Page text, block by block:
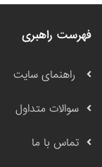
فهرست راهبری
راهنمای سایت
سوالات متداول
تماس با ما